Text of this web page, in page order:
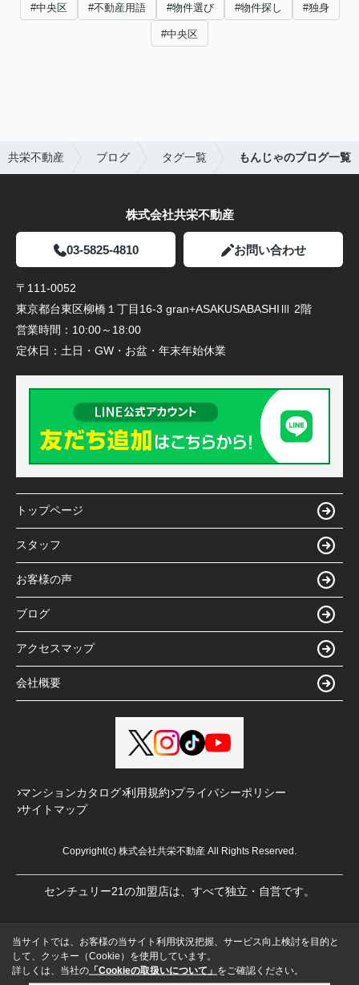
#中央区 #不動産用語 #物件選び #物件探し #独身
#中央区
共栄不動産 ブログ タグ一覧 もんじゃのブログ一覧
株式会社共栄不動産
03-5825-4810 お問い合わせ
〒111-0052
東京都台東区柳橋１丁目16-3 gran+ASAKUSABASHIⅢ 2階
営業時間： 10:00～18:00
定休日： 土日・GW・お盆・年末年始休業
トップページ
スタッフ
お客様の声
ブログ
アクセスマップ
会社概要
マンションカタログ 利用規約 プライバシーポリシー
サイトマップ
Copyright(c) 株式会社共栄不動産 All Rights Reserved.
センチュリー21の加盟店は、すべて独立・自営です。
当サイトでは、お客様の当サイト利用状況把握、サービス向上検討を目的と
して、クッキー（Cookie）を使用しています。
詳しくは、当社の 「Cookieの取扱いについて」 をご確認ください。